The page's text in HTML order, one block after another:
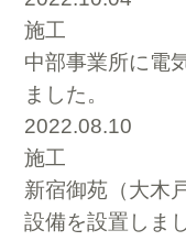
施工
中部事業所に電
ました。
2022.08.10
施工
新宿御苑（大木
設備を設置しま